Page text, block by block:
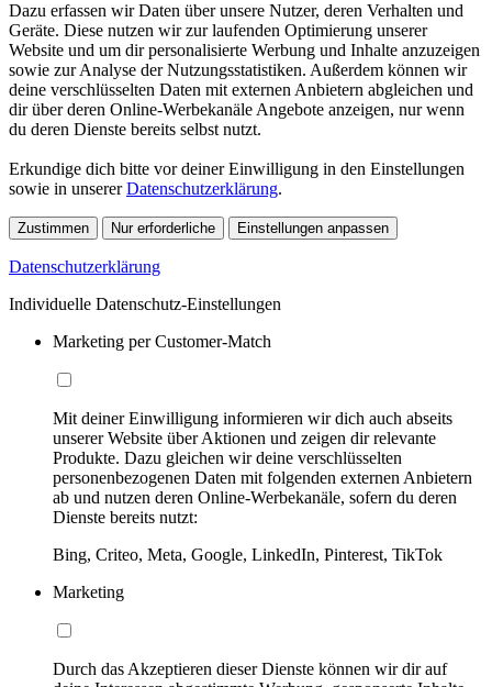
Dazu erfassen wir Daten über unsere Nutzer, deren Verhalten und
Geräte. Diese nutzen wir zur laufenden Optimierung unserer
Website und um dir personalisierte Werbung und Inhalte anzuzeigen
sowie zur Analyse der Nutzungsstatistiken. Außerdem können wir
deine verschlüsselten Daten mit externen Anbietern abgleichen und
dir über deren Online-Werbekanäle Angebote anzeigen, nur wenn
du deren Dienste bereits selbst nutzt.
Erkundige dich bitte vor deiner Einwilligung in den Einstellungen
sowie in unsererDatenschutzerklärung.
Zustimmen Nur erforderliche Einstellungen anpassen
Datenschutzerklärung
Individuelle Datenschutz-Einstellungen
Marketing per Customer-Match
Mit deiner Einwilligung informieren wir dich auch abseits
unserer Website über Aktionen und zeigen dir relevante
Produkte. Dazu gleichen wir deine verschlüsselten
personenbezogenen Daten mit folgenden externen Anbietern
ab und nutzen deren Online-Werbekanäle, sofern du deren
Dienste bereits nutzt:
Bing, Criteo, Meta, Google, LinkedIn, Pinterest, TikTok
Marketing
Durch das Akzeptieren dieser Dienste können wir dir auf